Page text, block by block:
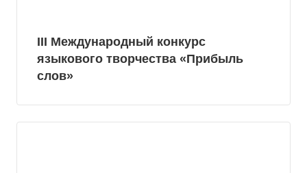
III Международный конкурс
языкового творчества «Прибыль
слов»